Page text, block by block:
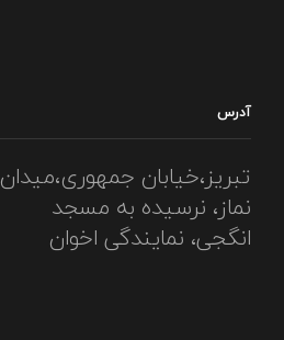
آدرس
تبریز،خیابان جمهوری،میدان
نماز، نرسیده به مسجد
انگجی، نمایندگی اخوان